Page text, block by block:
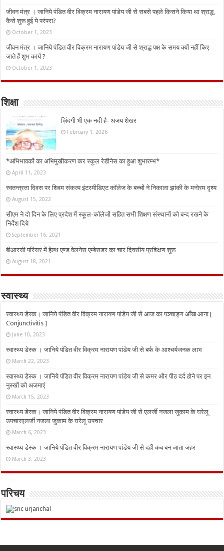
जीवन मंत्र । जानिये पंडित वीर विक्रम नारायण पांडेय जी से सबसे पहले किसने किया था श्राद्ध,
कैसे शुरू हुई ये परंपरा?
October 1, 2023
जीवन मंत्र । जानिये पंडित वीर विक्रम नारायण पांडेय जी से श्राद्ध पक्ष के समय क्यों नहीं किए
जाते हैं शुभ कार्य ?
October 1, 2023
शिक्षा
ज़िंदगी भी एक नदी है- अजय शेखर
February 1, 2026
*अभिभावकों का अभिमुखीकरण कर स्कूल रेडीनेस का हुआ शुभारम्भ*
April 11, 2023
स्वतन्त्रता दिवस पर शिवम संकल्प इंटरमीडिएट कॉलेज के बच्चों ने निकाला झांकी के मनोरम दृश्य
August 15, 2022
सीएम ने दो दिन के लिए प्रदेश में स्कूल-कॉलेजों सहित सभी शिक्षण संस्थानों को बन्द रखने के
निर्देश दिये
September 16, 2021
बीआरसी परिसर में हेल्थ एण्ड वेलनेस एम्बेसडर का चार दिवसीय प्रशिक्षण शुरू
August 18, 2021
स्वास्थ्य
स्वास्थ्य डेस्क। जानिये पंडित वीर विक्रम नारायण पांडेय जी से आज का पञ्चाङ्ग आँख आना [
Conjunctivitis ]
June 10, 2023
स्वास्थ्य डेस्क । जानिये पंडित वीर विक्रम नारायण पांडेय जी से बर्फ के आश्चर्यजनक लाभ
March 22, 2023
स्वास्थ्य डेस्क । जानिये पंडित वीर विक्रम नारायण पांडेय जी से कमर और पीठ दर्द होने पर इन
नुस्‍खों को अजमाएं
March 15, 2023
स्वास्थ्य डेस्क। जानिये पंडित वीर विक्रम नारायण पांडेय जी से एलर्जी नजला जुकाम के घरेलू
उपचारएलर्जी नजला जुकाम के घरेलू उपचार
March 6, 2023
स्वास्थ्य डेस्क । जानिये पंडित वीर विक्रम नारायण पांडेय जी से दही कब बन जाता जहर
March 3, 2023
परिचय